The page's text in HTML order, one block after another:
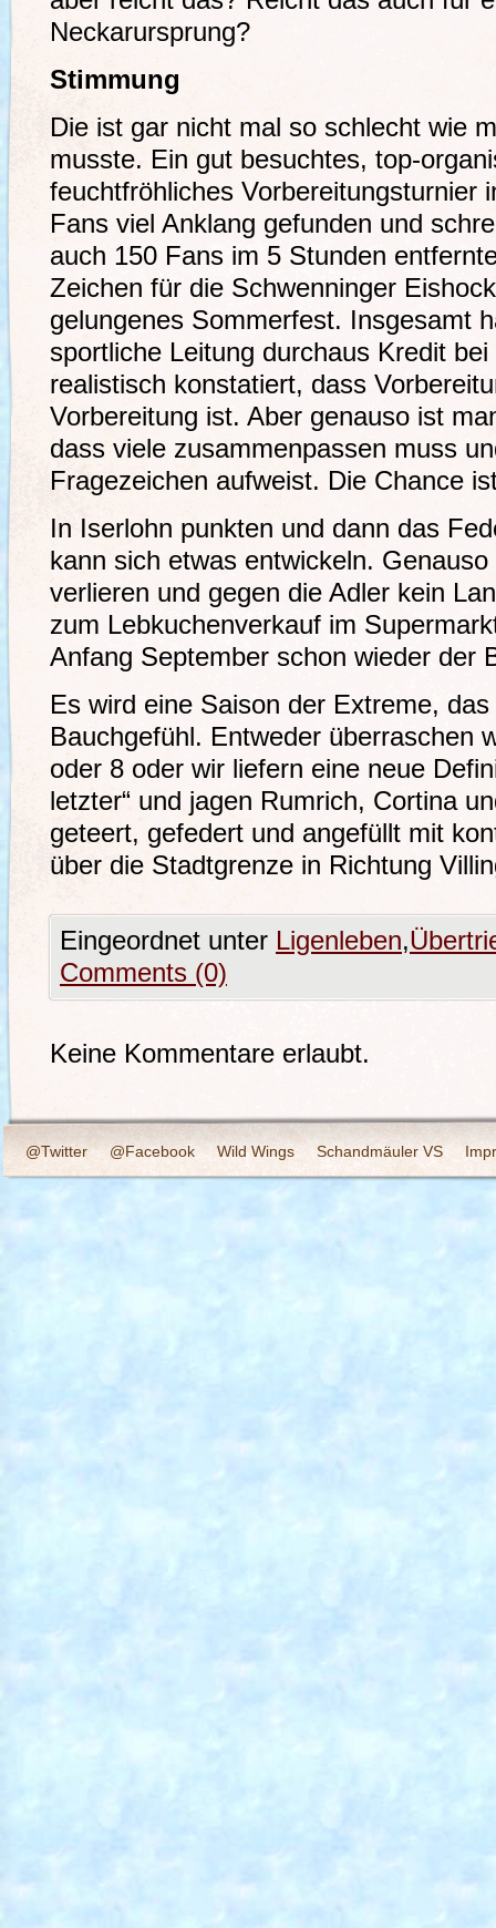
Neckarursprung?
Stimmung
Die ist gar nicht mal so schlecht wie
musste. Ein gut besuchtes, top-
feuchtfröhliches Vorbereitungsturnier
Fans viel Anklang gefunden und
auch 150 Fans im 5 Stunden
Zeichen für die Schwenninger
gelungenes Sommerfest. Insgesamt
sportliche Leitung durchaus Kredit
realistisch konstatiert, dass
Vorbereitung ist. Aber genauso ist
dass viele zusammenpassen muss
Fragezeichen aufweist. Die Chance
In Iserlohn punkten und dann das
kann sich etwas entwickeln.
verlieren und gegen die Adler kein
zum Lebkuchenverkauf im
Anfang September schon wieder der
Es wird eine Saison der Extreme,
Bauchgefühl. Entweder überraschen
oder 8 oder wir liefern eine neue
letzter“ und jagen Rumrich, Cortina
geteert, gefedert und angefüllt mit
über die Stadtgrenze in Richtung
Eingeordnet unter Ligenleben,
Comments (0)
Keine Kommentare erlaubt.
@Twitter @Facebook Wild Wings Schandmäuler VS